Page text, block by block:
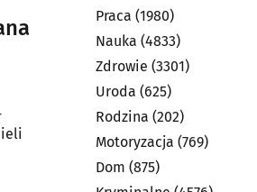
Praca (1980)
Nauka (4833)
Zdrowie (3301)
Uroda (625)
Rodzina (202)
Motoryzacja (769)
Dom (875)